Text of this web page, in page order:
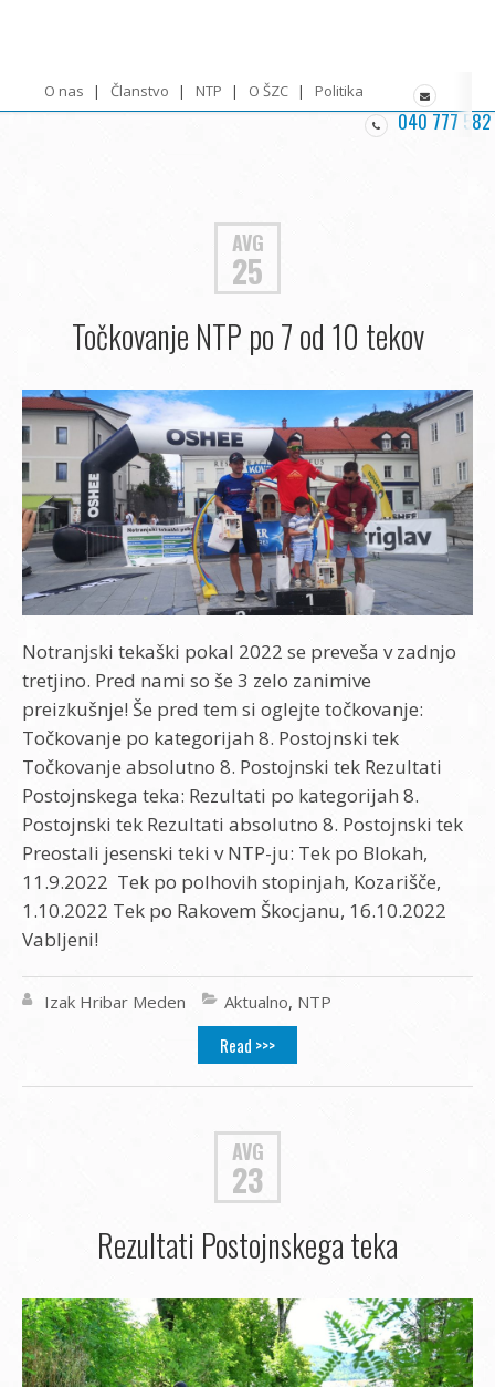
O nas Članstvo NTP O ŠZC Politika zasebnosti
040 777 582
AVG
25
Točkovanje NTP po 7 od 10 tekov
Notranjski tekaški pokal 2022 se preveša v zadnjo
tretjino. Pred nami so še 3 zelo zanimive
preizkušnje! Še pred tem si oglejte točkovanje:
Točkovanje po kategorijah 8. Postojnski tek
Točkovanje absolutno 8. Postojnski tek Rezultati
Postojnskega teka: Rezultati po kategorijah 8.
Postojnski tek Rezultati absolutno 8. Postojnski tek
Preostali jesenski teki v NTP-ju: Tek po Blokah,
11.9.2022 Tek po polhovih stopinjah, Kozarišče,
1.10.2022 Tek po Rakovem Škocjanu, 16.10.2022
Vabljeni!
Izak Hribar Meden Aktualno, NTP
Read >>>
AVG
23
Rezultati Postojnskega teka